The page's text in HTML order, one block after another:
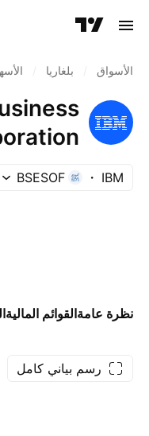
الأسواق بلغاريا
IBM
BSESOF
نظرة عامةالقوائم المالية
رسم بياني كامل